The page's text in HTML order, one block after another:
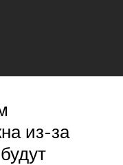
из-за